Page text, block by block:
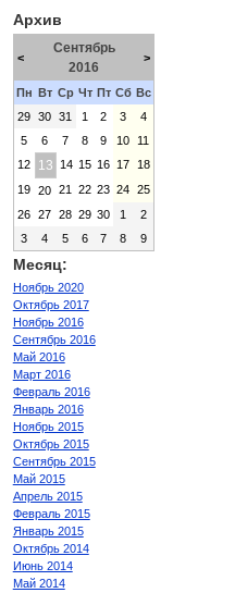
Архив
<
Сентябрь
2016
>
Пн Вт Ср Чт Пт Сб Вс
29
30 31 1 2 3
4
5
6 7 8 9 10
11
12
13 14 15 16 17
18
19
20 21 22 23 24 25
26
27 28 29 30 1
2
3
4 5 6 7 8 9
Месяц:
Ноябрь 2020
Октябрь 2017
Ноябрь 2016
Сентябрь 2016
Май 2016
Март 2016
Февраль 2016
Январь 2016
Ноябрь 2015
Октябрь 2015
Сентябрь 2015
Май 2015
Апрель 2015
Февраль 2015
Январь 2015
Октябрь 2014
Июнь 2014
Май 2014